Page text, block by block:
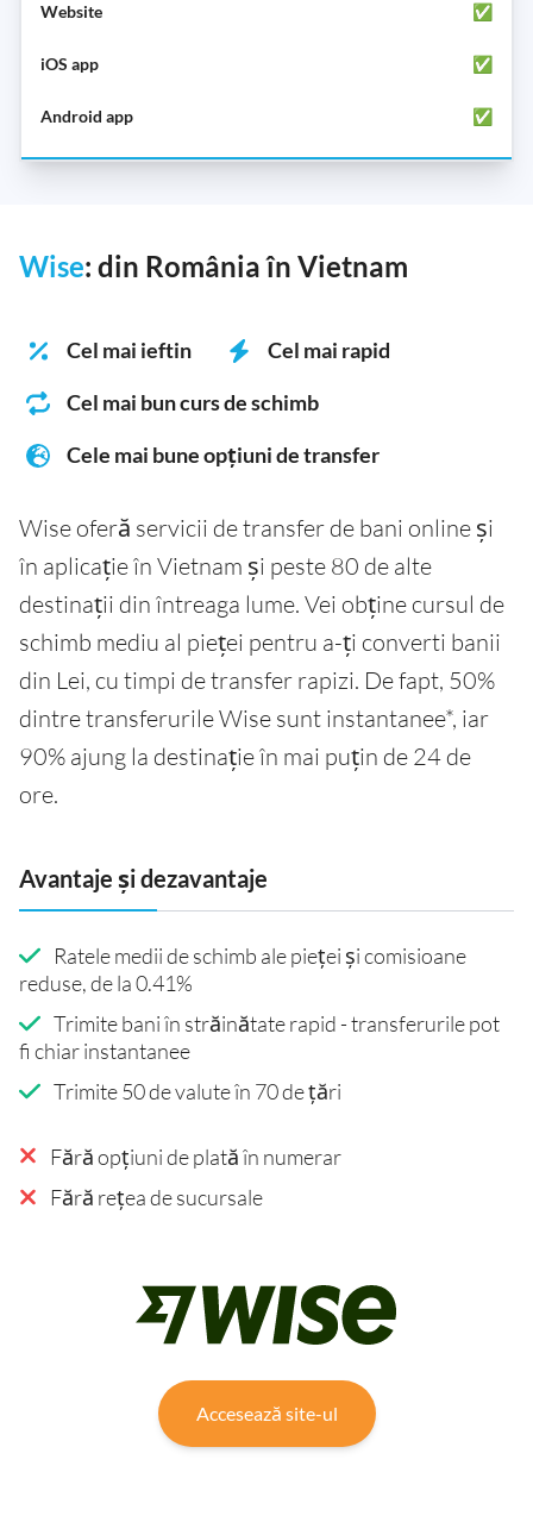
✅
✅
✅
Wise: din România în Vietnam
Cel mai ieftin
Cel mai rapid
Cel mai bun curs de schimb
Cele mai bune opțiuni de transfer
Wise oferă servicii de transfer de bani online și
în aplicație în Vietnam și peste 80 de alte
destinații din întreaga lume. Vei obține cursul de
schimb mediu al pieței pentru a-ți converti banii
din Lei, cu timpi de transfer rapizi. De fapt, 50%
dintre transferurile Wise sunt instantanee*, iar
90% ajung la destinație în mai puțin de 24 de
ore.
Avantaje și dezavantaje
Ratele medii de schimb ale pieței și comisioane
reduse, de la 0.41%
Trimite bani în străinătate rapid - transferurile pot
fi chiar instantanee
Trimite 50 de valute în 70 de țări
Fără opțiuni de plată în numerar
Fără rețea de sucursale
Accesează site-ul